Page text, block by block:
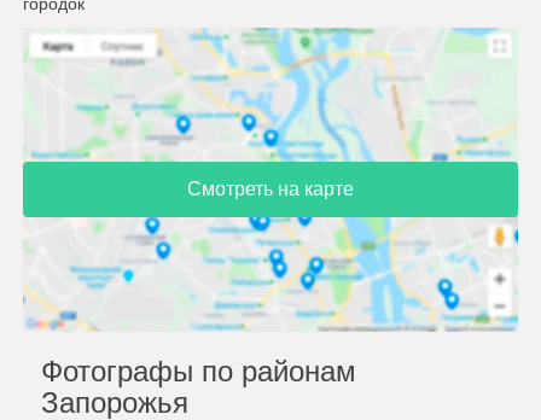
Смотреть на карте
Фотографы по районам
Запорожья